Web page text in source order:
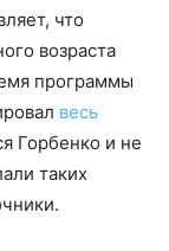
что
возраста
программы
весь
Горбенко и не
таких